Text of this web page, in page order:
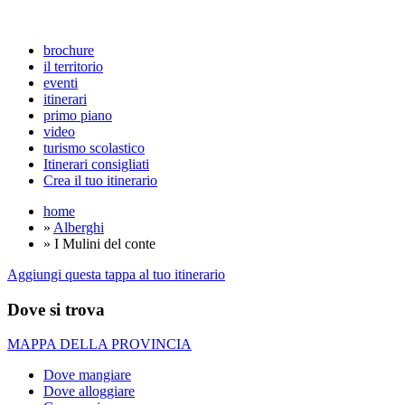
brochure
il territorio
eventi
itinerari
primo piano
video
turismo scolastico
Itinerari consigliati
Crea il tuo itinerario
home
» Alberghi
» I Mulini del conte
Aggiungi questa tappa al tuo itinerario
Dove si trova
MAPPA DELLA PROVINCIA
Dove mangiare
Dove alloggiare